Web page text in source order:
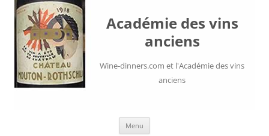
Académie des vins
anciens
Wine-dinners.com et l'Académie des vins
anciens
Menu